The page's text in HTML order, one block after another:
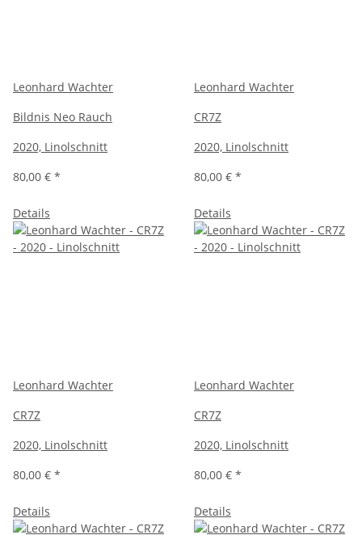
Leonhard Wachter
Bildnis Neo Rauch
2020, Linolschnitt
80,00 € *
Details
Leonhard Wachter
CR7Z
2020, Linolschnitt
80,00 € *
Details
Leonhard Wachter
CR7Z
2020, Linolschnitt
80,00 € *
Details
Leonhard Wachter
CR7Z
2020, Linolschnitt
80,00 € *
Details